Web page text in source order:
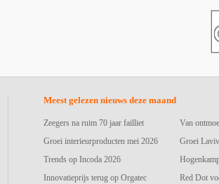
Meest gelezen nieuws deze maand
Zeegers na ruim 70 jaar failliet
Groei interieurproducten mei 2026
Trends op Incoda 2026
Innovatieprijs terug op Orgatec
Van
Groei
Red Dot